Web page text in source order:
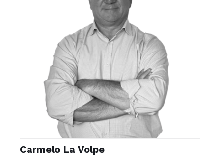
Carmelo La Volpe